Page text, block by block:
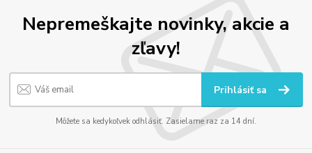
Nepremeškajte novinky, akcie a
zľavy!
Prihlásiť sa
Môžete sa kedykoľvek odhlásiť. Zasielame raz za 14 dní.